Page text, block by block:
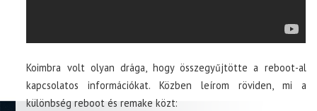
Koimbra volt olyan drága, hogy összegyűjtötte a reboot-al
kapcsolatos információkat. Közben leírom röviden, mi a
különbség reboot és remake közt: